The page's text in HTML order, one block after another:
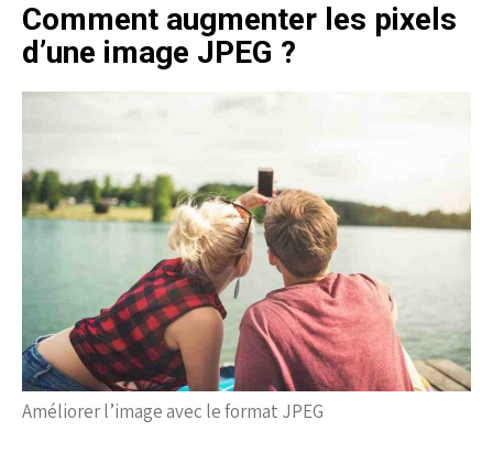
Comment augmenter les pixels
d’une image JPEG ?
Améliorer l’image avec le format JPEG